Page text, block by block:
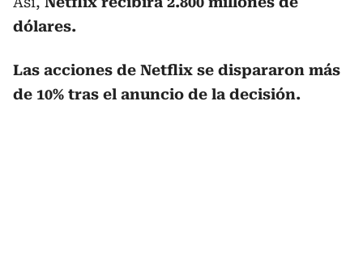
dólares.
Las acciones de Netflix se dispararon más
de 10% tras el anuncio de la decisión.